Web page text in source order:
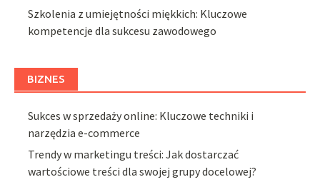
Szkolenia z umiejętności miękkich: Kluczowe
kompetencje dla sukcesu zawodowego
BIZNES
Sukces w sprzedaży online: Kluczowe techniki i
narzędzia e-commerce
Trendy w marketingu treści: Jak dostarczać
wartościowe treści dla swojej grupy docelowej?